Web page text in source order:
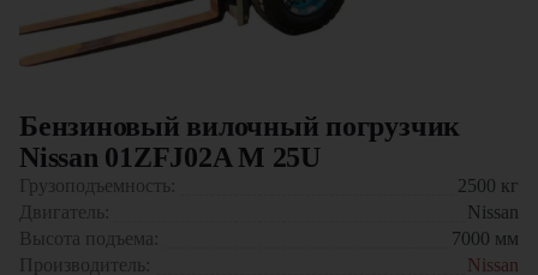
Бензиновый вилочный погрузчик
Nissan 01ZFJ02A M 25U
Грузоподъемность: 2500 кг
Двигатель:
Nissan
Высота подъема:
7000 мм
Производитель:
Nissan